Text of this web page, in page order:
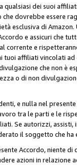
dei suoi
dovrebbe essere
esclusiva di
e assicuri che
corrente e
tuoi affiliati vincolati
che non è
o di non
e nulla nel
tra le parti e le
Se autorizzi,
il soggetto che
Accordo, niente
azioni in relazione